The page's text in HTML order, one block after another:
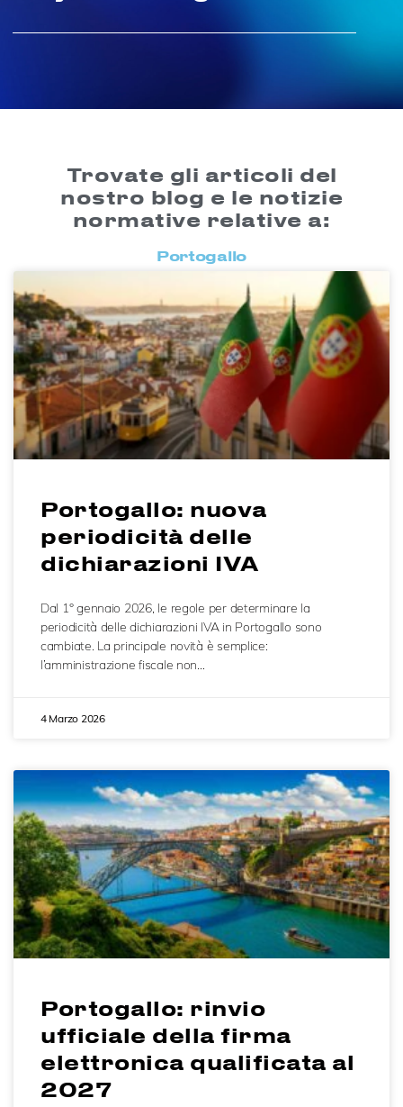
Trovate gli articoli del
nostro blog e le notizie
normative relative a:
Portogallo
Portogallo: nuova
periodicità delle
dichiarazioni IVA
Dal 1° gennaio 2026, le regole per determinare la
periodicità delle dichiarazioni IVA in Portogallo sono
cambiate. La principale novità è semplice:
l’amministrazione fiscale non…
4 Marzo 2026
Portogallo: rinvio
ufficiale della firma
elettronica qualificata al
2027